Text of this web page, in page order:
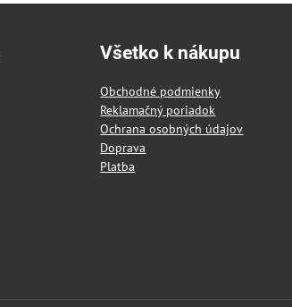
Všetko k nákupu
Obchodné podmienky
Reklamačný poriadok
Ochrana osobných údajov
Doprava
Platba